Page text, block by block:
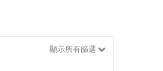
顯示所有篩選